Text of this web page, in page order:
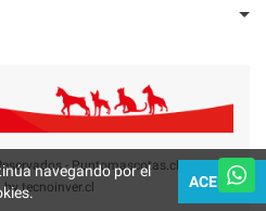
- Puntomascotas.cl V2.0
by tecnoinver.cl
navegando por el
ACEPTAR